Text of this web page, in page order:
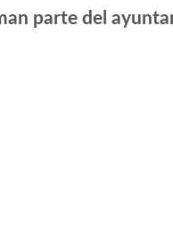
parte del